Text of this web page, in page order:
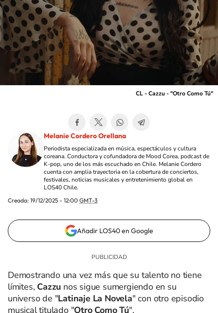
CL - Cazzu - "Otro Como Tú"
Melanie Cordero Orellana
Periodista especializada en música, espectáculos y cultura
coreana. Conductora y cofundadora de Mood Corea, podcast de
K-pop, uno de los más escuchado en Chile. Melanie Cordero
cuenta con amplia trayectoria en la cobertura de conciertos,
festivales, noticias musicales y entretenimiento global en
LOS40 Chile.
Creada: 19/12/2025 - 12:00 GMT-3
Añadir LOS40 en Google
Demostrando una vez más que su talento no tiene
límites, Cazzu nos sigue sumergiendo en su
universo de "Latinaje La Novela" con otro episodio
musical titulado "Otro Como Tú".